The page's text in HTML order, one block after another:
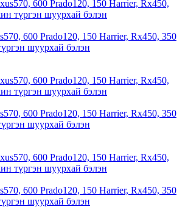
600 Prado120, 150 Harrier, Rx450, 350
шуурхай бэлэн
600 Prado120, 150 Harrier, Rx450, 350
шуурхай бэлэн
600 Prado120, 150 Harrier, Rx450, 350
шуурхай бэлэн